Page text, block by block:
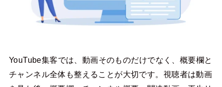
YouTube集客では、動画そのものだけでなく、概要欄と
チャンネル全体も整えることが大切です。視聴者は動画